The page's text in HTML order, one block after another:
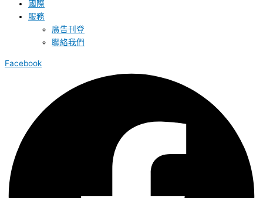
國際
服務
廣告刊登
聯絡我們
Facebook